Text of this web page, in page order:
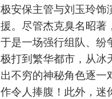
极安保主管与刘玉玲饰
援。尽管杰克臭名昭著
于是一场强行组队、纷
极打到繁华都市，从冰
出不穷的神秘角色逐
作令人捧腹！此外，迷